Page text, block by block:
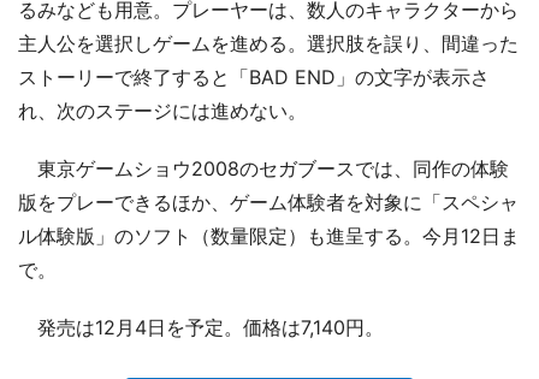
るみなども用意。プレーヤーは、数人のキャラクターから
主人公を選択しゲームを進める。選択肢を誤り、間違った
ストーリーで終了すると「BAD END」の文字が表示さ
れ、次のステージには進めない。
東京ゲームショウ2008のセガブースでは、同作の体験
版をプレーできるほか、ゲーム体験者を対象に「スペシャ
ル体験版」のソフト（数量限定）も進呈する。今月12日ま
で。
発売は12月4日を予定。価格は7,140円。